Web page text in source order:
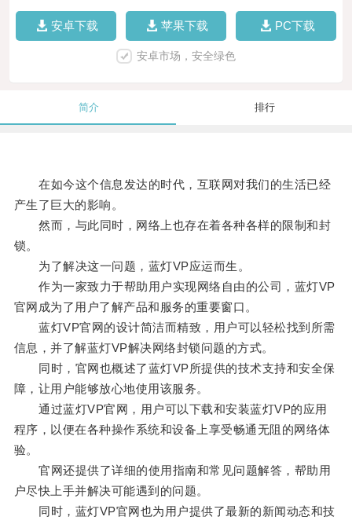
安卓下载 苹果下载 PC下载
安卓市场，安全绿色
简介 排行
在如今这个信息发达的时代，互联网对我们的生活已经
产生了巨大的影响。
然而，与此同时，网络上也存在着各种各样的限制和封
锁。
为了解决这一问题，蓝灯VP应运而生。
作为一家致力于帮助用户实现网络自由的公司，蓝灯VP
官网成为了用户了解产品和服务的重要窗口。
蓝灯VP官网的设计简洁而精致，用户可以轻松找到所需
信息，并了解蓝灯VP解决网络封锁问题的方式。
同时，官网也概述了蓝灯VP所提供的技术支持和安全保
障，让用户能够放心地使用该服务。
通过蓝灯VP官网，用户可以下载和安装蓝灯VP的应用
程序，以便在各种操作系统和设备上享受畅通无阻的网络体
验。
官网还提供了详细的使用指南和常见问题解答，帮助用
户尽快上手并解决可能遇到的问题。
同时，蓝灯VP官网也为用户提供了最新的新闻动态和技